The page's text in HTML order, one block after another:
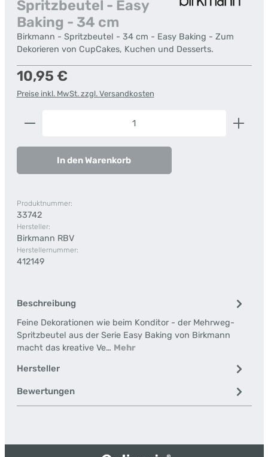
Spritzbeutel - Easy
Baking - 34 cm
Birkmann - Spritzbeutel - 34 cm - Easy Baking - Zum
Dekorieren von CupCakes, Kuchen und Desserts.
Regulärer Preis:
10,95 €
Preise inkl. MwSt. zzgl. Versandkosten
Produkt Anzahl: Gib den gewünschten Wert ein
In den Warenkorb
Produktnummer:
33742
Hersteller:
Birkmann RBV
Herstellernummer:
412149
Beschreibung
Feine Dekorationen wie beim Konditor - der Mehrweg-
Spritzbeutel aus der Serie Easy Baking von Birkmann
macht das kreative Ve… Mehr
Hersteller
Bewertungen